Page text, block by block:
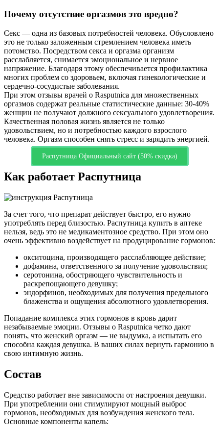
Почему отсутствие оргазмов это вредно?
Секс — одна из базовых потребностей человека. Обусловлено
это не только заложенным стремлением человека иметь
потомство. Посредством секса и оргазма организм
расслабляется, снимается эмоциональное и нервное
напряжение. Благодаря этому обеспечивается профилактика
многих проблем со здоровьем, включая гинекологические и
сердечно-сосудистые заболевания.
При этом отзывы врачей о Rasputnica для множественных
оргазмов содержат реальные статистические данные: 30-40%
женщин не получают должного сексуального удовлетворения.
Качественная половая жизнь является не только
удовольствием, но и потребностью каждого взрослого
человека. Оргазм способен снять стресс и зарядить энергией.
Распутница Официальный сайт (50% скидка)
Как работает Распутница
За счет того, что препарат действует быстро, его нужно
употреблять перед близостью. Распутница купить в аптеке
нельзя, ведь это не медикаментозное средство. При этом оно
очень эффективно воздействует на продуцирование гормонов:
окситоцина, производящего расслабляющее действие;
дофамина, ответственного за получение удовольствия;
серотонина, обостряющего чувствительность и
раскрепощающего девушку;
эндорфинов, необходимых для получения предельного
блаженства и ощущения абсолютного удовлетворения.
Попадание комплекса этих гормонов в кровь дарит
незабываемые эмоции. Отзывы о Rasputnica четко дают
понять, что женский оргазм — не выдумка, а испытать его
способна каждая девушка. В ваших силах вернуть гармонию в
свою интимную жизнь.
Состав
Средство работает вне зависимости от настроения девушки.
При употреблении они стимулируют мощный выброс
гормонов, необходимых для возбуждения женского тела.
Основные компоненты капель: